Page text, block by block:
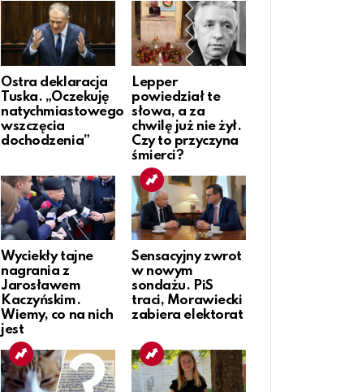
Ostra deklaracja
Tuska. „Oczekuję
natychmiastowego
wszczęcia
dochodzenia”
Lepper
powiedział te
słowa, a za
chwilę już nie żył.
Czy to przyczyna
śmierci?
Wyciekły tajne
nagrania z
Jarosławem
Kaczyńskim.
Wiemy, co na nich
jest
Sensacyjny zwrot
w nowym
sondażu. PiS
traci, Morawiecki
zabiera elektorat